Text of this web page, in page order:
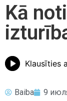
Kā
Klausīties
Baiba 9